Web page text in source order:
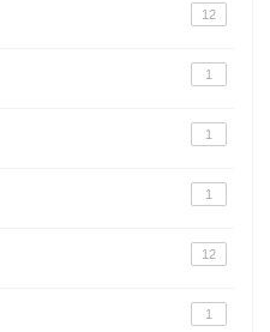
12
1
1
1
12
1